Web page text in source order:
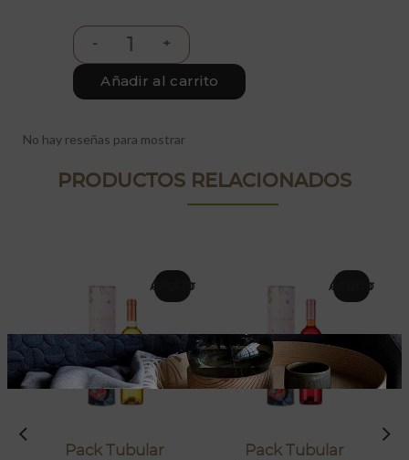
Añadir al carrito
No hay reseñas para mostrar
PRODUCTOS RELACIONADOS
Pack Tubular
Añadir al carrito
Pack Tubular
Añadir al carrito